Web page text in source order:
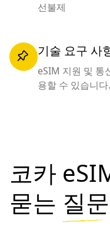
선불제
기술 요구 사
eSIM 지원 및 통
용할 수 있습니다.
코카
묻는 질문